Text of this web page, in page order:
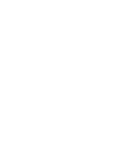
«Palabras de
No se ha podido dar por
gran recuerdo del club y
https://www.101tv.es/el-